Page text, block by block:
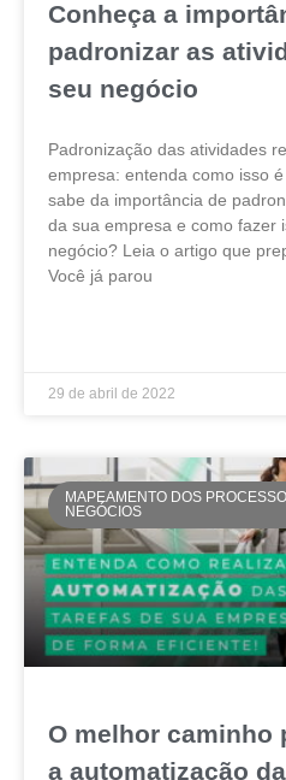
Conheça a
padronizar as
seu negócio
Padronização das atividades
empresa: entenda como isso
sabe da importância de
da sua empresa e como fazer
negócio? Leia o artigo que
Você já parou
29 de abril de 2022
MAPEAMENTO DOS
NEGÓCIOS
O melhor caminho
a automatização